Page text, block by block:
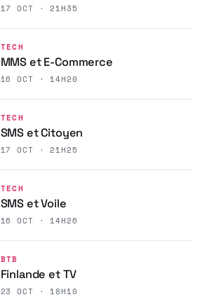
17 OCT · 21H35
TECH
MMS et E-Commerce
16 OCT · 14H20
TECH
SMS et Citoyen
17 OCT · 21H25
TECH
SMS et Voile
16 OCT · 14H26
BTB
Finlande et TV
23 OCT · 18H10